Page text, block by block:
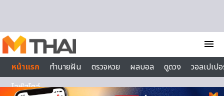
menu
หน้าแรก
ทำนายฝัน ตรวจหวย ผลบอล ดูดวง
วอลเปเป
ไลฟ์สไตล์